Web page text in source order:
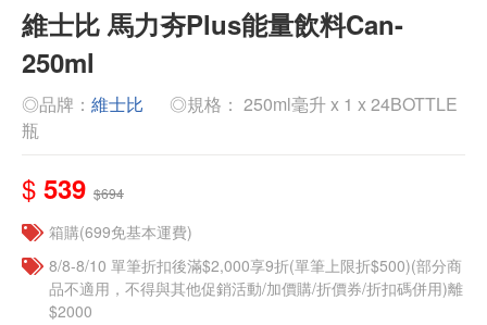
維士比 馬力夯Plus能量飲料Can-
250ml
◎品牌： 維士比
◎規格： 250ml毫升 x 1 x 24BOTTLE
瓶
$ 539 $694
箱購(699免基本運費)
8/8-8/10 單筆折扣後滿$2,000享9折(單筆上限折$500)(部分商
品不適用，不得與其他促銷活動/加價購/折價券/折扣碼併用)離
$2000